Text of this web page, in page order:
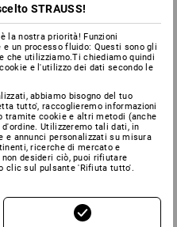
compilata
originale
usata per la
i tuoi dati)
l'etichetta di reso che
del pacco:
- Strauss Italia S.r.l.,
BI
filiale della Rete Punto
STRAUSS!
la nostra priorità! Funzioni
un processo fluido: Questi sono gli
che utilizziamo.Ti chiediamo quindi
e l'utilizzo dei dati secondo le
abbiamo bisogno del tuo
tutto', raccoglieremo informazioni
tramite cookie e altri metodi (anche
Utilizzeremo tali dati, in
annunci personalizzati su misura
ricerche di mercato e
desideri ciò, puoi rifiutare
clic sul pulsante 'Rifiuta tutto'.